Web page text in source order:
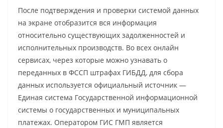
После подтверждения и проверки системой данных
на экране отобразится вся информация
относительно существующих задолженностей и
исполнительных производств. Во всех онлайн
сервисах, через которые можно узнавать о
переданных в ФССП штрафах ГИБДД, для сбора
данных используется официальный источник —
Единая система Государственной информационной
системы о государственных и муниципальных
платежах. Оператором ГИС ГМП является